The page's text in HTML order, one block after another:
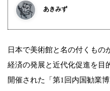
あきみず
日本で美術館と名の付くもの
経済の発展と近代化促進を目
開催された「第1回内国勧業